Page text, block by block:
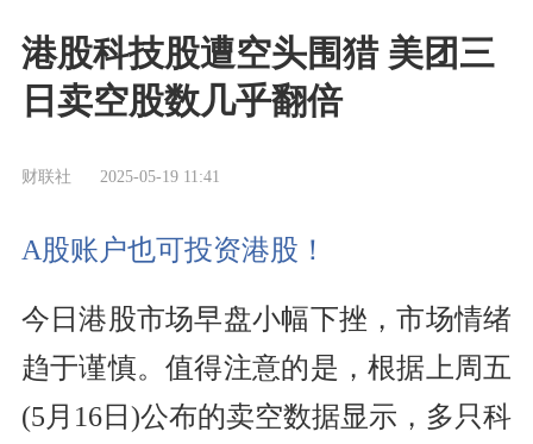
港股科技股遭空头围猎 美团三
日卖空股数几乎翻倍
财联社 2025-05-19 11:41
A股账户也可投资港股！
今日港股市场早盘小幅下挫，市场情绪
趋于谨慎。值得注意的是，根据上周五
(5月16日)公布的卖空数据显示，多只科